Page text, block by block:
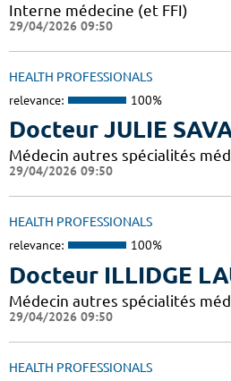
Interne médecine (et FFI)
29/04/2026 09:50
HEALTH PROFESSIONALS
relevance: 100%
Docteur JULIE
Médecin autres spécialités
29/04/2026 09:50
HEALTH PROFESSIONALS
relevance: 100%
Docteur ILLIDGE
Médecin autres spécialités
29/04/2026 09:50
HEALTH PROFESSIONALS